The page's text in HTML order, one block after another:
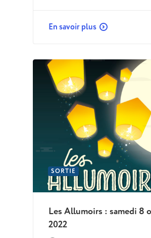
En savoir plus
SORTIE
Les Allumoirs : samedi 8
2022